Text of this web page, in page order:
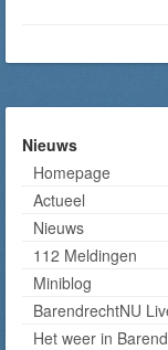
Nieuws
Homepage
Actueel
Nieuws
112 Meldingen
Miniblog
BarendrechtNU
Het weer in